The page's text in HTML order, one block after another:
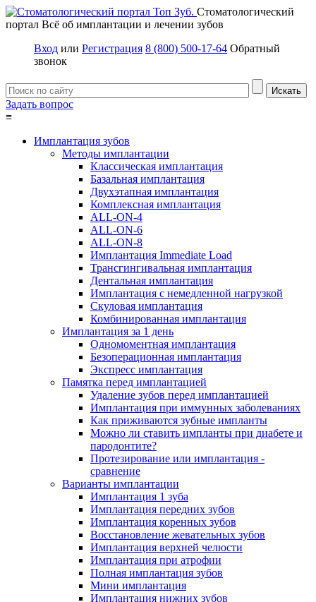
Стоматологический
портал Всё об имплантации и лечении зубов
Вход или Регистрация 8 (800) 500-17-64 Обратный
звонок
Задать вопрос
≡
Имплантация зубов
Методы имплантации
Классическая имплантация
Базальная имплантация
Двухэтапная имплантация
Комплексная имплантация
ALL-ON-4
ALL-ON-6
ALL-ON-8
Имплантация Immediate Load
Трансгингивальная имплантация
Дентальная имплантация
Имплантация с немедленной нагрузкой
Скуловая имплантация
Комбинированная имплантация
Имплантация за 1 день
Одномоментная имплантация
Безоперационная имплантация
Экспресс имплантация
Памятка перед имплантацией
Удаление зубов перед имплантацией
Имплантация при иммунных заболеваниях
Как приживаются зубные импланты
Можно ли ставить импланты при диабете и
пародонтите?
Протезирование или имплантация -
сравнение
Варианты имплантации
Имплантация 1 зуба
Имплантация передних зубов
Имплантация коренных зубов
Восстановление жевательных зубов
Имплантация верхней челюсти
Имплантация при атрофии
Полная имплантация зубов
Мини имплантация
Имплантация нижних зубов